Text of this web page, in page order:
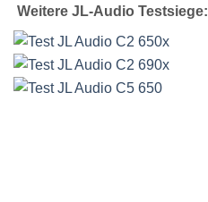
Weitere JL-Audio Testsiege: